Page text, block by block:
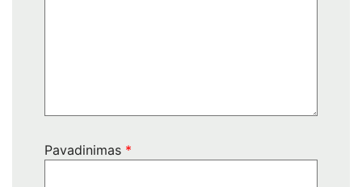
Pavadinimas *